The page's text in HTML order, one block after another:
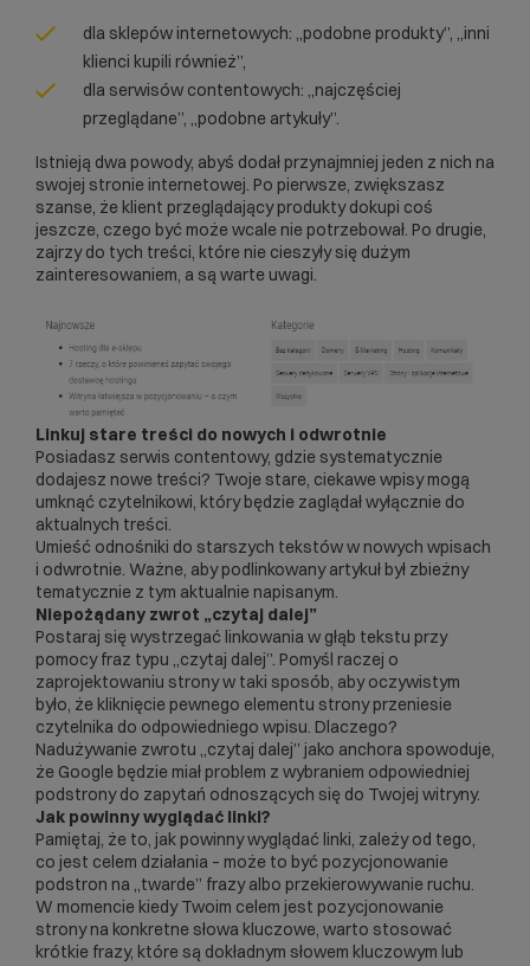
dla sklepów internetowych: „podobne produkty”, „inni
klienci kupili również”,
dla serwisów contentowych: „najczęściej
przeglądane”, „podobne artykuły”.
Istnieją dwa powody, abyś dodał przynajmniej jeden z nich na
swojej stronie internetowej. Po pierwsze, zwiększasz
szanse, że klient przeglądający produkty dokupi coś
jeszcze, czego być może wcale nie potrzebował. Po drugie,
zajrzy do tych treści, które nie cieszyły się dużym
zainteresowaniem, a są warte uwagi.
Linkuj stare treści do nowych i odwrotnie
Posiadasz serwis contentowy, gdzie systematycznie
dodajesz nowe treści? Twoje stare, ciekawe wpisy mogą
umknąć czytelnikowi, który będzie zaglądał wyłącznie do
aktualnych treści.
Umieść odnośniki do starszych tekstów w nowych wpisach
i odwrotnie. Ważne, aby podlinkowany artykuł był zbieżny
tematycznie z tym aktualnie napisanym.
Niepożądany zwrot „czytaj dalej”
Postaraj się wystrzegać linkowania w głąb tekstu przy
pomocy fraz typu „czytaj dalej”. Pomyśl raczej o
zaprojektowaniu strony w taki sposób, aby oczywistym
było, że kliknięcie pewnego elementu strony przeniesie
czytelnika do odpowiedniego wpisu. Dlaczego?
Nadużywanie zwrotu „czytaj dalej” jako anchora spowoduje,
że Google będzie miał problem z wybraniem odpowiedniej
podstrony do zapytań odnoszących się do Twojej witryny.
Jak powinny wyglądać linki?
Pamiętaj, że to, jak powinny wyglądać linki, zależy od tego,
co jest celem działania – może to być pozycjonowanie
podstron na „twarde” frazy albo przekierowywanie ruchu.
W momencie kiedy Twoim celem jest pozycjonowanie
stronyna konkretne słowa kluczowe, warto stosować
krótkie frazy, które są dokładnym słowem kluczowym lub